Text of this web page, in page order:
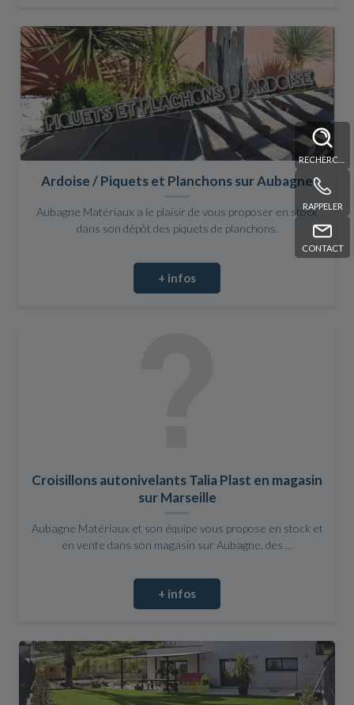
RAPPELER
CONTACT
Ardoise / Piquets et Planchons sur Aubagne
Aubagne Matériaux a le plaisir de vous proposer en stock
dans son dépôt des piquets de planchons.
+ infos
Croisillons autonivelants Talia Plast en magasin
sur Marseille
Aubagne Matériaux et son équipe vous propose en stock et
en vente dans son magasin sur Aubagne, des ...
+ infos